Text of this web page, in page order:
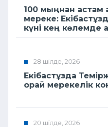
100 мыңнан астам
мереке:
күні кең көлемде
28 шілде, 2026
Екібастұзда
орай мерекелік
20 шілде, 2026